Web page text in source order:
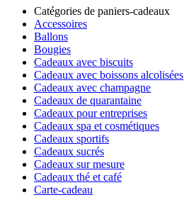
Catégories de paniers-cadeaux
Accessoires
Ballons
Bougies
Cadeaux avec biscuits
Cadeaux avec boissons alcolisées
Cadeaux avec champagne
Cadeaux de quarantaine
Cadeaux pour entreprises
Cadeaux spa et cosmétiques
Cadeaux sportifs
Cadeaux sucrés
Cadeaux sur mesure
Cadeaux thé et café
Carte-cadeau